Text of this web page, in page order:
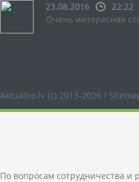
23.08.2016
22:22
Очень интересная
Aktualno.lv (c) 2013-2026 /
По вопросам сотрудничества